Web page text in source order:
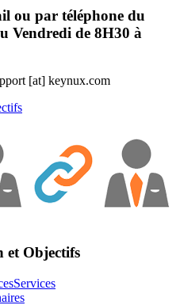
ou par téléphone du
Vendredi de 8H30 à
[at] keynux.com
et Objectifs
Services